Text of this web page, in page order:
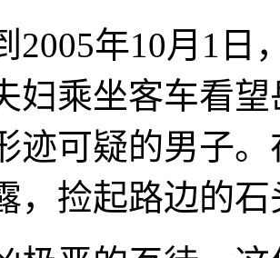
2005年10月1
妇乘坐客车看
迹可疑的男子
，捡起路边的